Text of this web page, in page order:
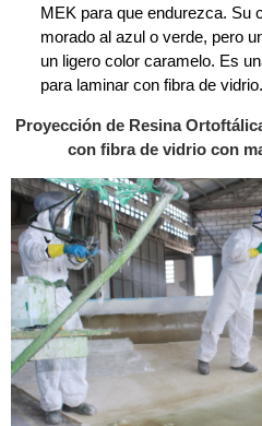
MEK para que endurezca. Su
morado al azul o verde, pero
un ligero color caramelo. Es
para laminar con fibra de vidrio.
Proyección de Resina
con fibra de vidrio con